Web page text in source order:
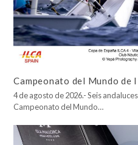
Campeonato del Mundo de
4 de agosto de 2026.- Seis
Campeonato del Mundo…